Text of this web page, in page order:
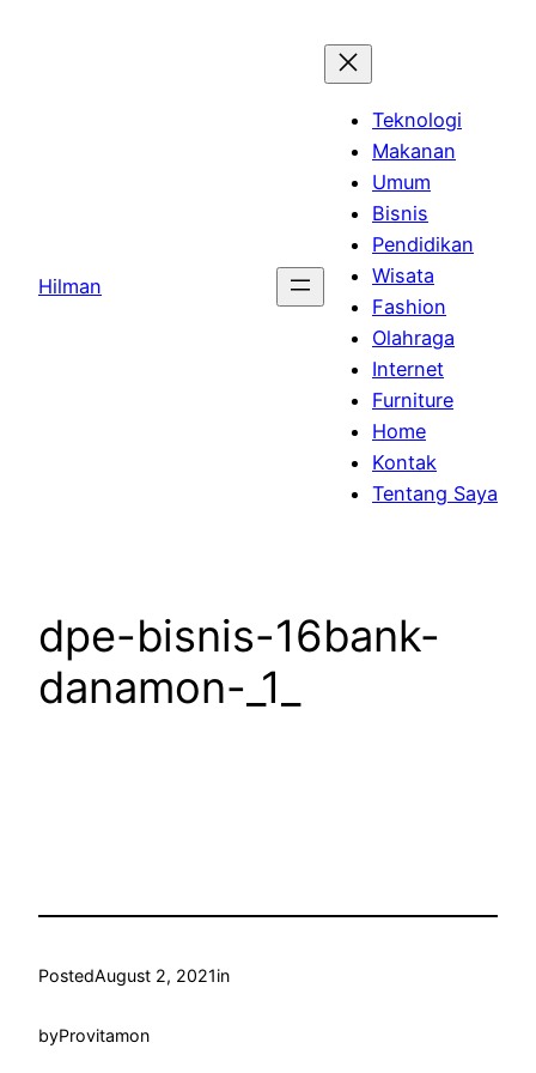
Hilman
Teknologi
Makanan
Umum
Bisnis
Pendidikan
Wisata
Fashion
Olahraga
Internet
Furniture
Home
Kontak
Tentang Saya
dpe-bisnis-16bank-
danamon-_1_
PostedAugust 2, 2021in
byProvitamon